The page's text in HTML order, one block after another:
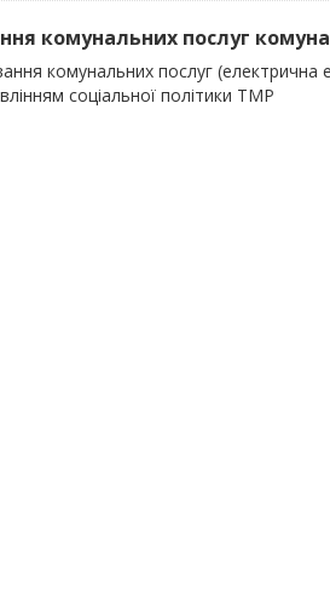
комунальних послуг
комунальних послуг
соціальної політики ТМР